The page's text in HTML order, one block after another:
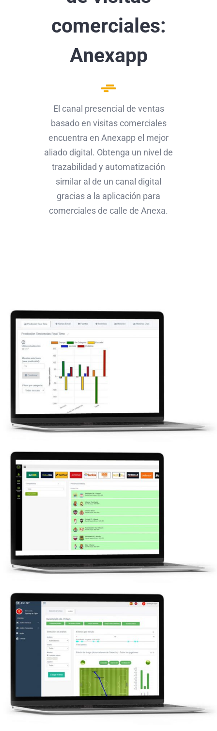
comerciales:
Anexapp
El canal presencial de ventas
basado en visitas comerciales
encuentra en Anexapp el mejor
aliado digital. Obtenga un nivel de
trazabilidad y automatización
similar al de un canal digital
gracias a la aplicación para
comerciales de calle de Anexa.